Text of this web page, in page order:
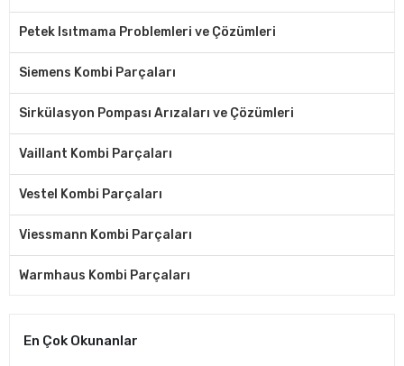
Petek Isıtmama Problemleri ve Çözümleri
Siemens Kombi Parçaları
Sirkülasyon Pompası Arızaları ve Çözümleri
Vaillant Kombi Parçaları
Vestel Kombi Parçaları
Viessmann Kombi Parçaları
Warmhaus Kombi Parçaları
En Çok Okunanlar